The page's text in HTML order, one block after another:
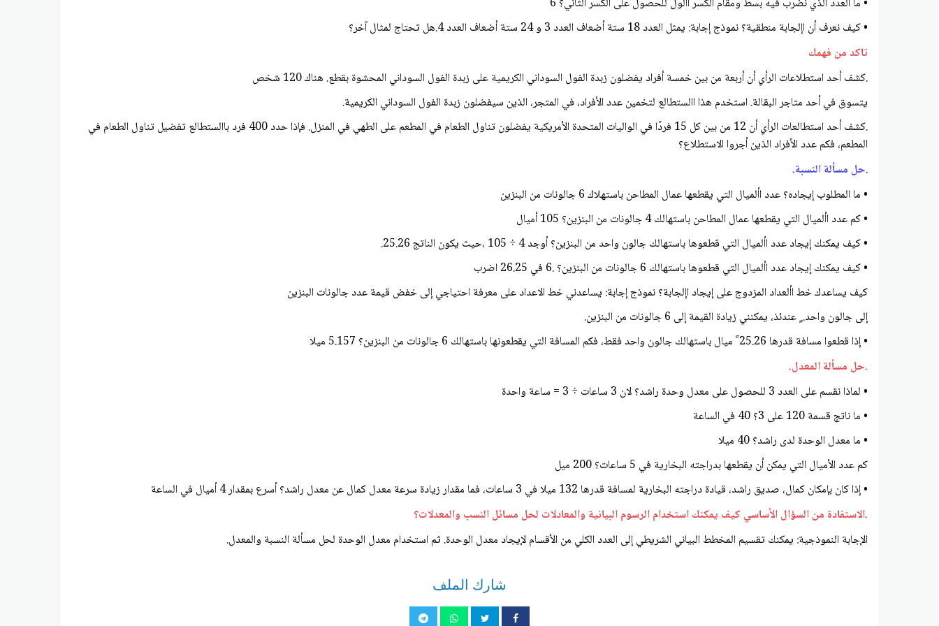
• ما العدد الذي نضرب فيه بسط ومقام الكسر األول للحصول على الكسر الثاني؟ 6
• كيف نعرف أن اإلجابة منطقية؟ نموذج إجابة: يمثل العدد 18 ستة أضعاف العدد 3 و 24 ستة أضعاف العدد 4.هل تحتاج لمثال آخر؟
تاكد من فهمك
.كشف أحد استطلاعات الرأي أن أربعة من بين خمسة أفراد يفضلون زبدة الفول السوداني الكريمية على زبدة الفول السوداني المحشوة بقطع. هناك 120 شخص
يتسوق في أحد متاجر البقالة. استخدم هذا االستطالع لتخمين عدد الأفراد، في المتجر، الذين سيفضلون زبدة الفول السوداني الكريمية.
.كشف أحد استطالعات الرأي أن 12 من بين كل 15 فردًا في الواليات المتحدة الأمريكية يفضلون تناول الطعام في المطعم على الطهي في المنزل. فإذا حدد 400 فرد باالستطالع تفضيل تناول الطعام في
المطعم، فكم عدد الأفراد الذين أجروا الاستطلاع؟
.حل مسألة النسبة.
• ما المطلوب إيجاده؟ عدد األميال التي يقطعها عمال المطاحن باستهلاك 6 جالونات من البنزين
• كم عدد األميال التي يقطعها عمال المطاحن باستهالك 4 جالونات من البنزين؟ 105 أميال
• كيف يمكنك إيجاد عدد األميال التي قطعوها باستهالك جالون واحد من البنزين؟ أوجد 4 ÷ 105 ،حيث يكون الناتج 25.26.
• كيف يمكنك إيجاد عدد األميال التي قطعوها باستهالك 6 جالونات من البنزين؟ .6 في 26.25 اضرب
كيف يساعدك خط األعداد المزدوج على إيجاد اإلجابة؟ نموذج إجابة: يساعدني خط الاعداد على معرفة احتياجي إلى خفض قيمة عدد جالونات البنزين
إلى جالون واحد. ٍ عندئذ، يمكنني زيادة القيمة إلى 6 جالونات من البنزين.
• إذا قطعوا مسافة قدرها 25.26 ً ميال باستهالك جالون واحد فقط، فكم المسافة التي يقطعونها باستهالك 6 جالونات من البنزين؟ 5.157 ميلا
.حل مسألة المعدل.
• لماذا نقسم على العدد 3 للحصول على معدل وحدة راشد؟ لان 3 ساعات ÷ 3 = ساعة واحدة
• ما ناتج قسمة 120 على 3؟ 40 في الساعة
• ما معدل الوحدة لدى راشد؟ 40 ميلا
كم عدد الأميال التي يمكن أن يقطعها بدراجته البخارية في 5 ساعات؟ 200 ميل
• إذا كان بإمكان كمال، صديق راشد، قيادة دراجته البخارية لمسافة قدرها 132 ميلا في 3 ساعات، فما مقدار زيادة سرعة معدل كمال عن معدل راشد؟ أسرع بمقدار 4 أميال في الساعة
.الاستفادة من السؤال الأساسي كيف يمكنك استخدام الرسوم البيانية والمعادلات لحل مسائل النسب والمعدلات؟
الإجابة النموذجية: يمكنك تقسيم المخطط البياني الشريطي إلى العدد الكلي من الأقسام لإيجاد معدل الوحدة. ثم استخدام معدل الوحدة لحل مسألة النسبة والمعدل.
شارك الملف